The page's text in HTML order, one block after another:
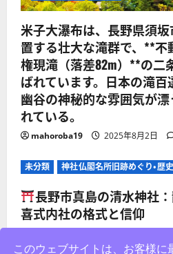
米子大瀑布は、長野県須
置する壮大な滝群で、**不
権現滝（落差82m）**の二
ばれています。日本の滝
幽谷の神秘的な雰囲気が漂
れている。
mahoroba19 2025年8月2日
未分類 神社仏閣名所旧跡めぐり・歴
長野市真島の清水神社
喜式内社の格式と信仰
このウェブサイトは、お客様に